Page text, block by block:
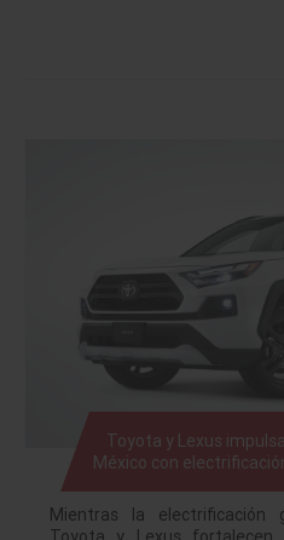
Toyota y Lexus
México con
Mientras la electrificación